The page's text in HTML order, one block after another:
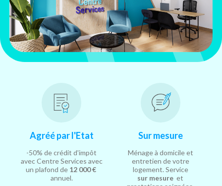
Agréé par l'Etat
-50% de crédit d'impôt
avec Centre Services avec
un plafond de 12 000 €
annuel.
Sur mesure
Ménage à domicile et
entretien de votre
logement. Service
sur mesure et